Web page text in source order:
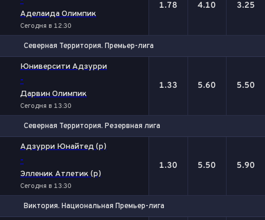
Аделаида Олимпик
Сегодня в 12:30
1.78 4.10 3.25
Северная Территория. Премьер-лига
Юниверсити Адзурри
-
Дарвин Олимпик
Сегодня в 13:30
1.33 5.60 5.50
Северная Территория. Резервная лига
Адзурри Юнайтед (р)
-
Элленик Атлетик (р)
Сегодня в 13:30
1.30 5.50 5.90
Виктория. Национальная Премьер-лига